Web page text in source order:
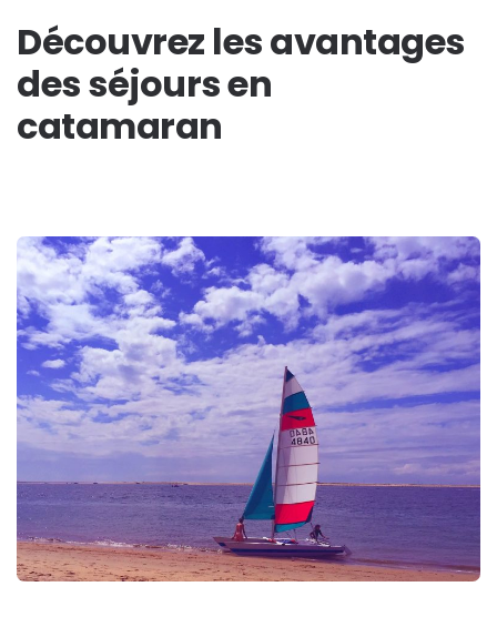
Découvrez les avantages
des séjours en
catamaran